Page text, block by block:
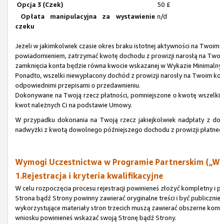
Opcja 3 (Czek)
50 £
Opłata manipulacyjna za wystawienie
czeku
n/d
Jeżeli w jakimkolwiek czasie okres braku istotnej aktywności na
powiadomieniem, zatrzymać kwotę dochodu z prowizji narosłą na
zamknięcia konta będzie równa kwocie wskazanej w Wykazie
Ponadto, wszelki niewypłacony dochód z prowizji narosły na Twoim
odpowiednimi przepisami o przedawnieniu.
Dokonywane na Twoją rzecz płatności, pomniejszone o kwotę
kwot należnych Ci na podstawie Umowy.
W przypadku dokonania na Twoją rzecz jakiejkolwiek nadpłaty z
nadwyżki z kwotą dowolnego późniejszego dochodu z prowizji
Wymogi Uczestnictwa w Programie Partnerskim
1.Rejestracja i kryteria kwalifikacyjne
W celu rozpoczęcia procesu rejestracji powinieneś złożyć kompletny
Strona bądź Strony powinny zawierać oryginalne treści i być
wykorzystujące materiały stron trzecich muszą zawierać obszerne
wniosku powinieneś wskazać swoją Stronę bądź Strony.